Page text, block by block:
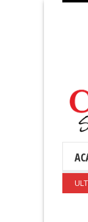
lansează „Diaspora